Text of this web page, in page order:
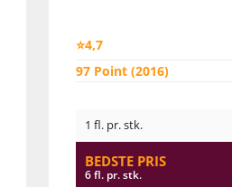
⭐4,7
97 Point (2016)
1 fl. pr. stk.
BEDSTE PRIS
6 fl. pr. stk.